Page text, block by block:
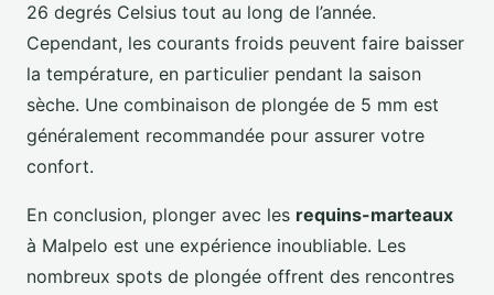
26 degrés Celsius tout au long de l’année.
Cependant, les courants froids peuvent faire baisser
la température, en particulier pendant la saison
sèche. Une combinaison de plongée de 5 mm est
généralement recommandée pour assurer votre
confort.
En conclusion, plonger avec les requins-marteaux
à Malpelo est une expérience inoubliable. Les
nombreux spots de plongée offrent des rencontres